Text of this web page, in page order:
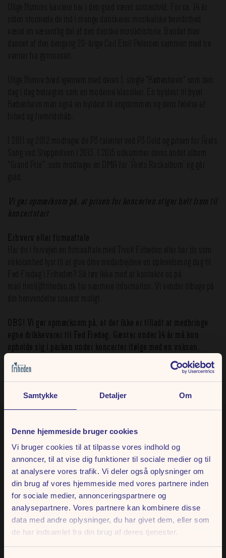
Samtykke Detaljer Om
Denne hjemmeside bruger cookies
Vi bruger cookies til at tilpasse vores indhold og
annoncer, til at vise dig funktioner til sociale medier og til
at analysere vores trafik. Vi deler også oplysninger om
din brug af vores hjemmeside med vores partnere inden
for sociale medier, annonceringspartnere og
analysepartnere. Vores partnere kan kombinere disse
data med andre oplysninger, du har givet dem, eller som
de har indsamlet fra din brug af deres tjenester.
Ulige Numres karriere har i den grad været succesfuld. For ca. 14 år
siden stormede de ind i mange danskeres musikalske bevidsthed
været en væsentlig del af den danske musikhistorie. Bandet blev
dannet af den dengang 20-årige Carl Emil Petersen sammen med tre
venner fra gymnasiet.
Ulige Numre brød igennem med deres 1. single "København" som den
dag i dag betragtes som en moderne klassiker. En hyldest til byen
København men også en hyldest til ungdommen og dens følelse af
frihed og fremtidshåb.
I 2011 og 2012 modtager de P3 talentet ved P3 Guld og prisen for Årets
Sang ved Steppeulven i 2013. I 2015 udkommer deres andet album
"Grand Prix”, som modtager en DMA for ’Årets Rockalbum’ og går
guld.
Vi gør opmærksom på, at prisen for koncerten stiger helt frem til
koncertstart
Erhverv eller firmaaftale
Har du i forvejen en firmaaftale med Tivoli Friheden eller har du som
virksomhed lyst til at give dine medarbejdere en oplevelsesrig dag til
Fed Fredag i Friheden? Så tøv ikke med at kontakte os på
mail tivoli@friheden.dk for nærmere information. Vi vender tilbage på
din henvendelse snarest muligt.
OBS! Vi gør opmærksom på, at det ikke er tilladt at medbringe
egne drikkevarer til Fed Fredag. Gæster under 14 år må kun
opholde sig i parken under koncerter ifølge med en voksen.
Koncerten er estimeret til at vare cirka 75 minutter, men der
tages forbehold for senere start- og sluttid.
FÅ DEN HELSTØBTE
OPLEVELSE
Book bord på et af vores mange spisesteder, inden koncerten starter,
og få den helstøbte oplevelse. Læs mere om vores udvalg, og book dit
bord.
Mad og drikke